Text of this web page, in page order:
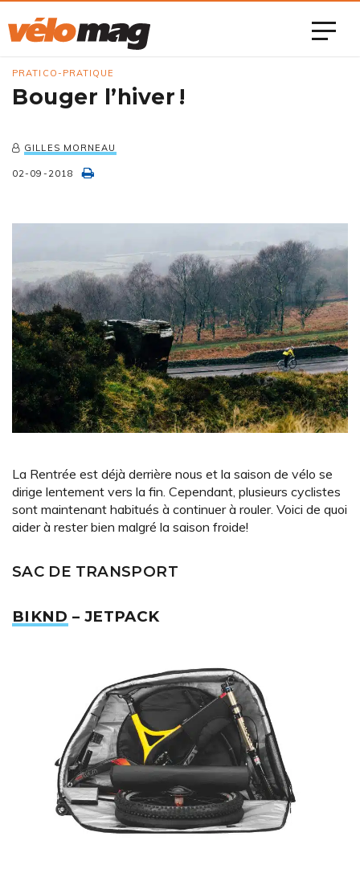
PRATICO-PRATIQUE
Bouger l’hiver !
GILLES MORNEAU
02-09-2018
La Rentrée est déjà derrière nous et la saison de vélo se
dirige lentement vers la fin. Cependant, plusieurs cyclistes
sont maintenant habitués à continuer à rouler. Voici de quoi
aider à rester bien malgré la saison froide!
SAC DE TRANSPORT
BIKND – JETPACK